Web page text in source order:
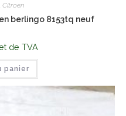
Citroen
berlingo 8153tq neuf
de TVA
panier